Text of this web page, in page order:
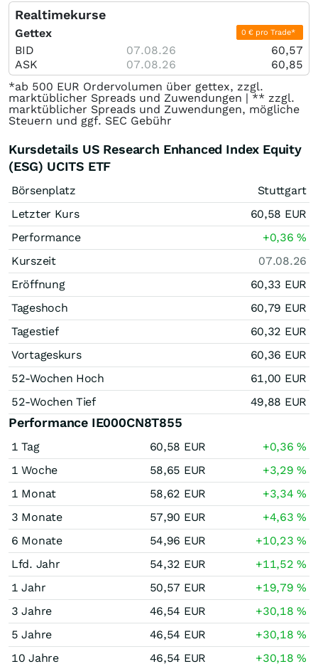
Realtimekurse
Gettex 0 € pro Trade*
BID 07.08.26
60,57
ASK
07.08.26
60,85
*ab 500 EUR Ordervolumen über gettex, zzgl.
marktüblicher Spreads und Zuwendungen | ** zzgl.
marktüblicher Spreads und Zuwendungen, mögliche
Steuern und ggf. SEC Gebühr
Kursdetails US Research Enhanced Index Equity
(ESG) UCITS ETF
Börsenplatz
Stuttgart
Letzter Kurs
60,58 EUR
Performance
+0,36%
Kurszeit
07.08.26
Eröffnung
60,33 EUR
Tageshoch
60,79 EUR
Tagestief
60,32 EUR
Vortageskurs
60,36 EUR
52-Wochen Hoch
61,00 EUR
52-Wochen Tief
49,88 EUR
Performance IE000CN8T855
1 Tag 60,58 EUR +0,36%
1 Woche
58,65 EUR +3,29%
1 Monat
58,62 EUR +3,34%
3 Monate
57,90 EUR +4,63%
6 Monate
54,96 EUR +10,23%
Lfd. Jahr
54,32 EUR +11,52%
1 Jahr
50,57 EUR +19,79%
3 Jahre
46,54 EUR +30,18%
5 Jahre
46,54 EUR +30,18%
10 Jahre
46,54 EUR +30,18%